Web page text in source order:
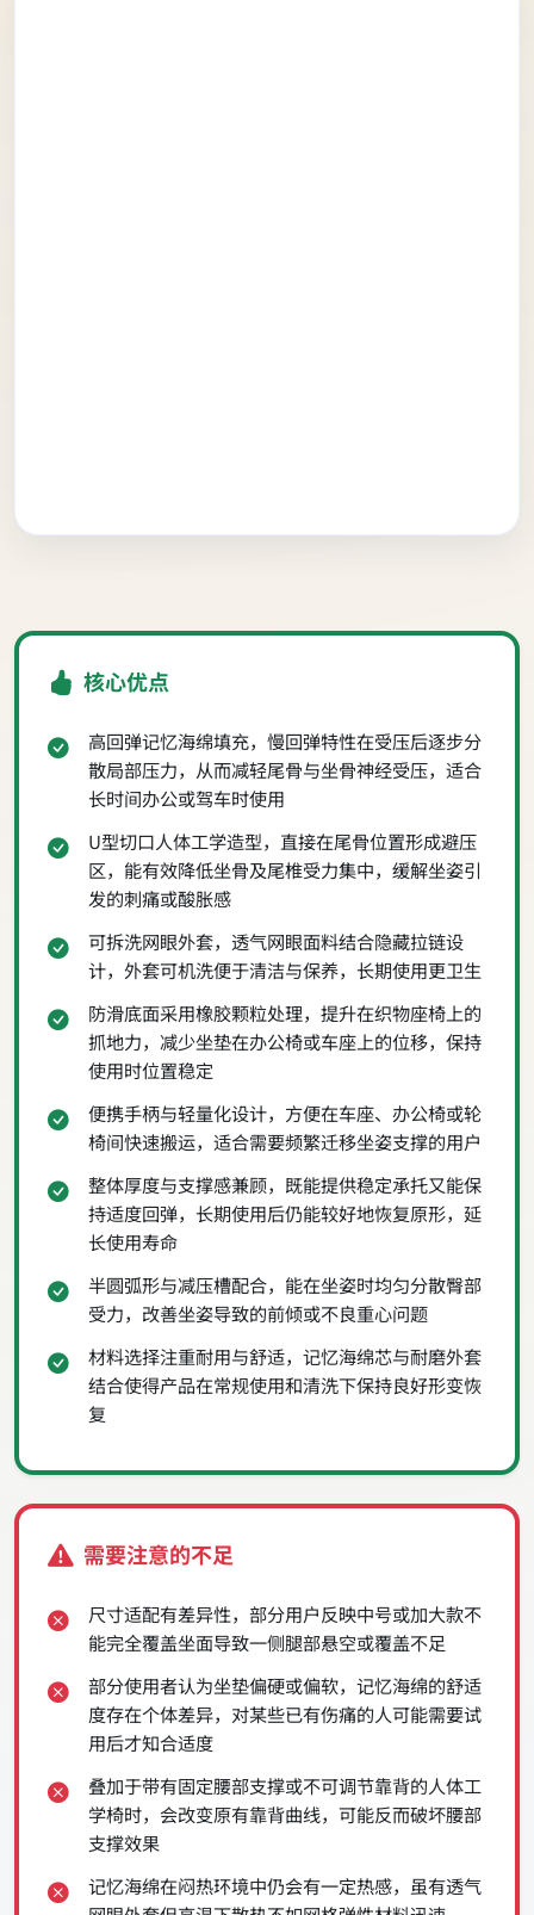
核心优点
高回弹记忆海绵填充，慢回弹特性在受压后逐步分
散局部压力，从而减轻尾骨与坐骨神经受压，适合
长时间办公或驾车时使用
U型切口人体工学造型，直接在尾骨位置形成避压
区，能有效降低坐骨及尾椎受力集中，缓解坐姿引
发的刺痛或酸胀感
可拆洗网眼外套，透气网眼面料结合隐藏拉链设
计，外套可机洗便于清洁与保养，长期使用更卫生
防滑底面采用橡胶颗粒处理，提升在织物座椅上的
抓地力，减少坐垫在办公椅或车座上的位移，保持
使用时位置稳定
便携手柄与轻量化设计，方便在车座、办公椅或轮
椅间快速搬运，适合需要频繁迁移坐姿支撑的用户
整体厚度与支撑感兼顾，既能提供稳定承托又能保
持适度回弹，长期使用后仍能较好地恢复原形，延
长使用寿命
半圆弧形与减压槽配合，能在坐姿时均匀分散臀部
受力，改善坐姿导致的前倾或不良重心问题
材料选择注重耐用与舒适，记忆海绵芯与耐磨外套
结合使得产品在常规使用和清洗下保持良好形变恢
复
需要注意的不足
尺寸适配有差异性，部分用户反映中号或加大款不
能完全覆盖坐面导致一侧腿部悬空或覆盖不足
部分使用者认为坐垫偏硬或偏软，记忆海绵的舒适
度存在个体差异，对某些已有伤痛的人可能需要试
用后才知合适度
叠加于带有固定腰部支撑或不可调节靠背的人体工
学椅时，会改变原有靠背曲线，可能反而破坏腰部
支撑效果
记忆海绵在闷热环境中仍会有一定热感，虽有透气